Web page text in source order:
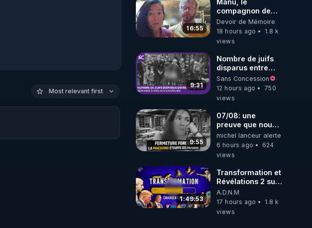
Most relevant first
16:55
Manu, le
compagnon de
Kyria, raconte sa
garde à vue
musclée.
Devoir de Mémoire
18 hours ago
1.8 k
views
9:31
Nombre de juifs
disparus entre
1941 et 1945
(Réponse à mes
accusateurs)
Sans Concession
12 hours ago
750
views
9:55
07/08: une
preuve que nous
somme passé en
absurdie une
dictature qui veut
opposant !
michel lanceur alerte
6 hours ago
624
views
1:49:53
Transformation et
Révélations 2 sur
2 - live du
07/08/26
A.D.N.M
17 hours ago
1.8 k
views